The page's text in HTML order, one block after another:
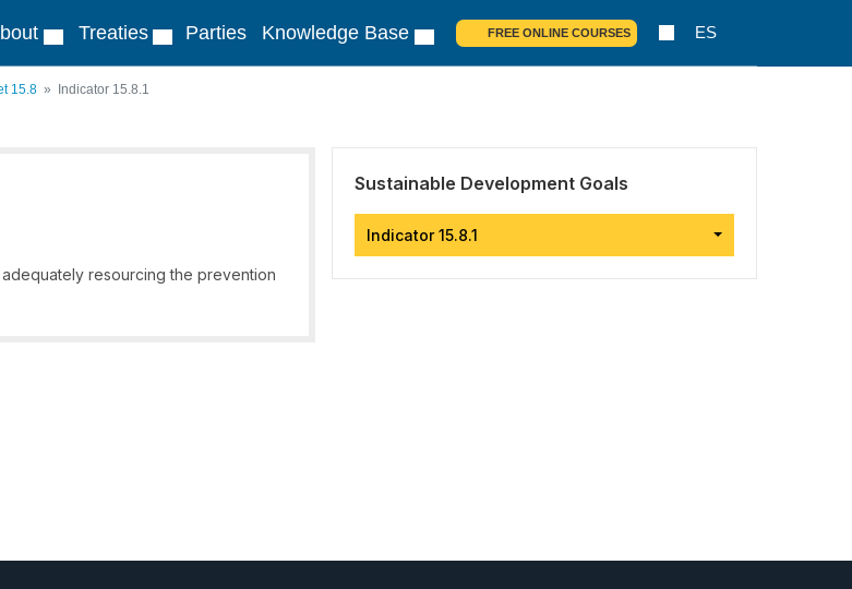
Treaties Parties Knowledge Base FREE ONLINE COURSES ES
15.8 Indicator 15.8.1
resourcing the prevention
Sustainable Development Goals
Indicator 15.8.1